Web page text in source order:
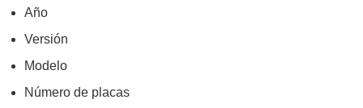
Año
Versión
Modelo
Número de placas